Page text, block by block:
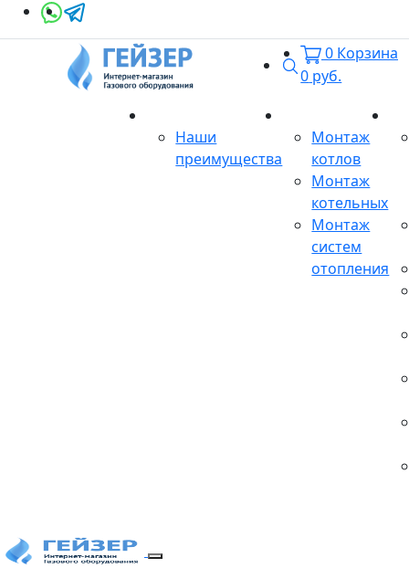
Поиск
0 Корзина
0 руб.
Наши
преимущества
Монтаж
котлов
Монтаж
котельных
Монтаж
систем
отопления